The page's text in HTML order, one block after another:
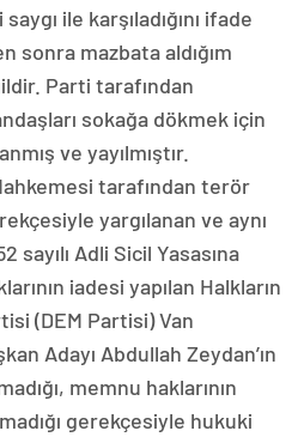
ile karşıladığını ifade
sonra mazbata aldığım
Parti tarafından
sokağa dökmek için
ve yayılmıştır.
tarafından terör
yargılanan ve aynı
sayılı Adli Sicil Yasasına
iadesi yapılan Halkların
(DEM Partisi) Van
Adayı Abdullah Zeydan’ın
memnu haklarının
gerekçesiyle hukuki